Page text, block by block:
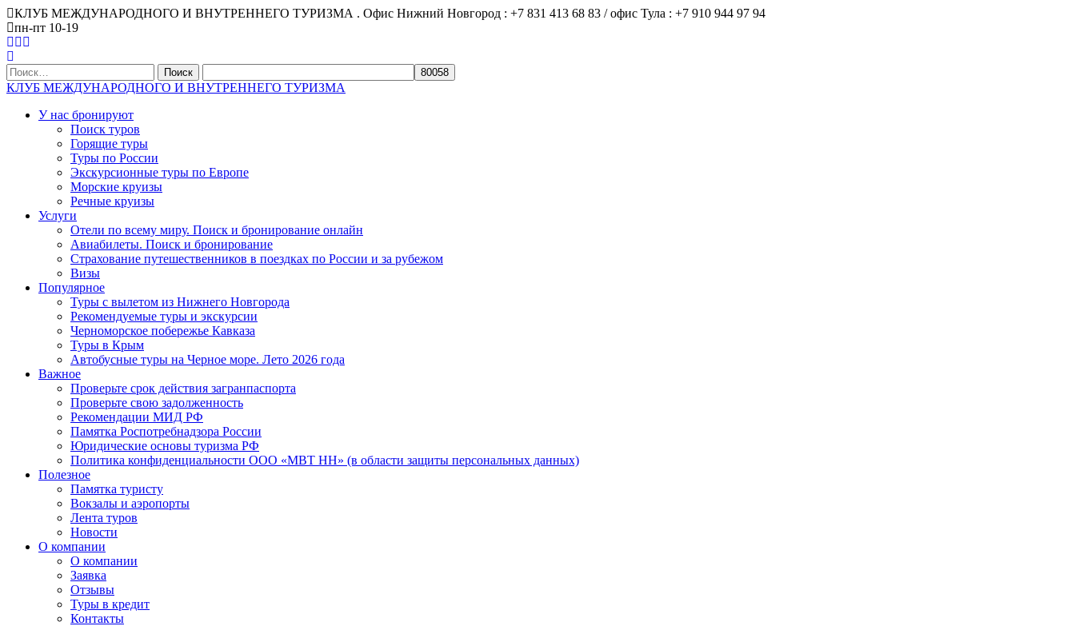
КЛУБ МЕЖДУНАРОДНОГО И ВНУТРЕННЕГО ТУРИЗМА . Офис Нижний Новгород : +7 831 413 68 83 / офис Тула : +7 910 944 97 94
пн-пт 10-19
Найти:
КЛУБ МЕЖДУНАРОДНОГО И ВНУТРЕННЕГО ТУРИЗМА
У нас бронируют
Поиск туров
Горящие туры
Туры по России
Экскурсионные туры по Европе
Морские круизы
Речные круизы
Услуги
Отели по всему миру. Поиск и бронирование онлайн
Авиабилеты. Поиск и бронирование
Страхование путешественников в поездках по России и за рубежом
Визы
Популярное
Туры с вылетом из Нижнего Новгорода
Рекомендуемые туры и экскурсии
Черноморское побережье Кавказа
Туры в Крым
Автобусные туры на Черное море. Лето 2026 года
Важное
Проверьте срок действия загранпаспорта
Проверьте свою задолженность
Рекомендации МИД РФ
Памятка Роспотребнадзора России
Юридические основы туризма РФ
Политика конфиденциальности ООО «МВТ НН» (в области защиты персональных данных)
Полезное
Памятка туристу
Вокзалы и аэропорты
Лента туров
Новости
О компании
О компании
Заявка
Отзывы
Туры в кредит
Контакты